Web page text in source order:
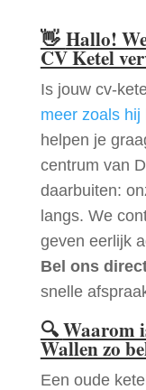
👋 Hallo!
CV Ketel
Is jouw cv-
meer zoals hij
helpen je
centrum van
daarbuiten:
langs. We
geven eerlijk
Bel ons
snelle
🔍Waarom
Wallen zo
Een oude